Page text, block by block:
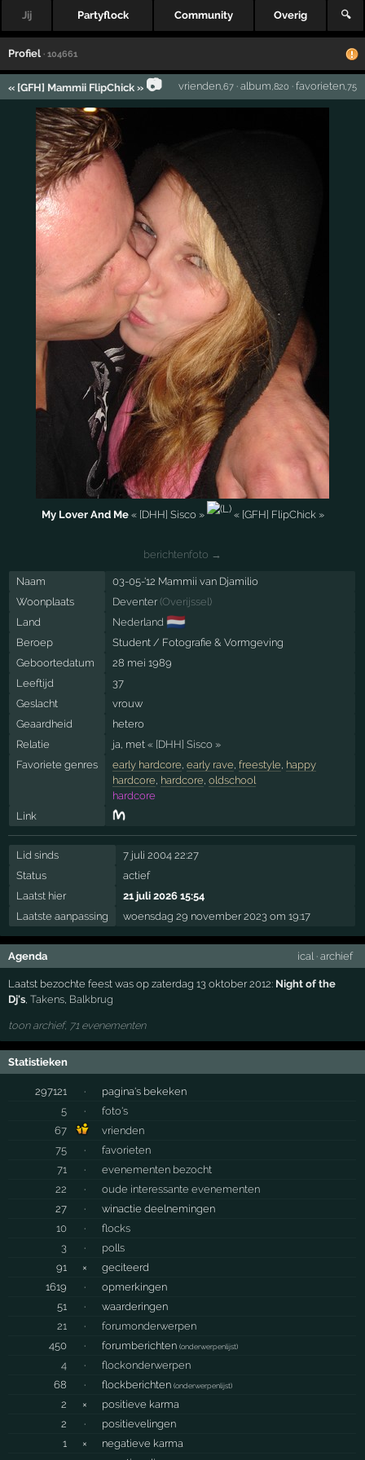
Jij Partyflock Community Overig 🔍
Profiel · 104661
« [GFH] Mammii FlipChick » 📷 vrienden,67· album ,820 · favorieten,75
My Lover And Me« [DHH] Sisco » « [GFH] FlipChick »
berichtenfoto →
Naam
03-05-'12 Mammii van Djamilio
Woonplaats
Deventer (Overijssel)
Land
Nederland 🇳🇱
Beroep
Student / Fotografie & Vormgeving
Geboortedatum
28 mei 1989
Leeftijd
37
Geslacht
vrouw
Geaardheid
hetero
Relatie
ja, met « [DHH] Sisco »
Favoriete genres
early hardcore early rave freestyle happy
hardcore hardcore oldschool
hardcore
Link
Lid sinds
7 juli 2004 22:27
Status
actief
Laatst hier
21 juli 2026 15:54
Laatste aanpassing
woensdag 29 november 2023 om 19:17
Agenda ical· archief
Laatst bezochte feest was op zaterdag 13 oktober 2012: Night of the
Dj's,Takens, Balkbrug
toon archief, 71 evenementen
Statistieken
297121 ·
pagina's bekeken
5
·
foto's
67
vrienden
75
·
favorieten
71
·
evenementen bezocht
22
·
oude interessante evenementen
27
·
winactie deelnemingen
10
·
flocks
3
·
polls
91
×
geciteerd
1619
·
opmerkingen
51
·
waarderingen
21
·
forumonderwerpen
450
· forumberichten(onderwerpenlijst)
4 ·
flockonderwerpen
68
· flockberichten(onderwerpenlijst)
2 ×
positieve karma
2
·
positievelingen
1
×
negatieve karma